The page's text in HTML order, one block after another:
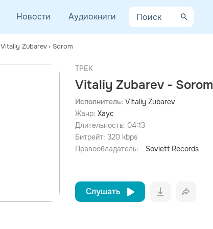
Новости Аудиокниги
Vitaliy Zubarev › Sorom
ТРЕК
Vitaliy Zubarev - Sorom
Исполнитель: Vitaliy Zubarev
Жанр: Хаус
Длительность: 04:13
Битрейт: 320 kbps
Правообладатель:
Soviett Records
Слушать
просмотра рекламы
оформления подписки.
После просмотра Вы сможете скачать 3 файла без
дополнительной рекламы!